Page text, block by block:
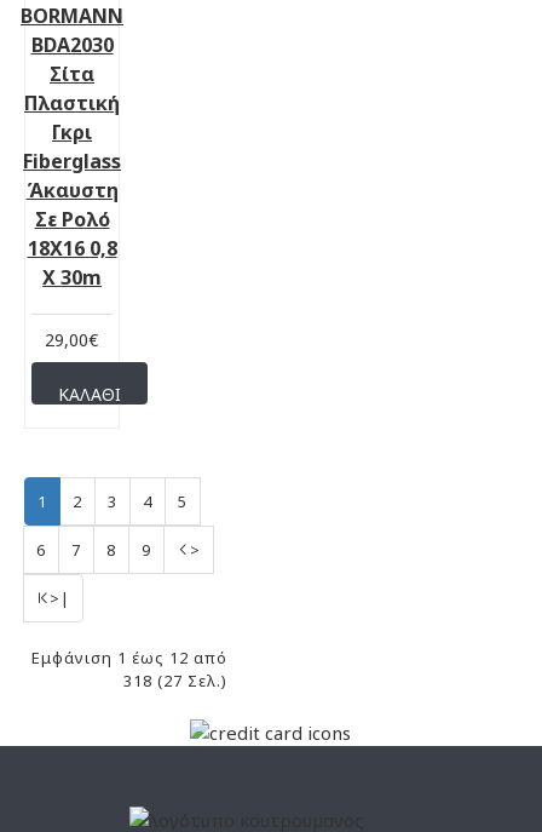
BORMANN
BDA2030
Σίτα
Πλαστική
Γκρι
Fiberglass
Άκαυστη
Σε Ρολό
18Χ16 0,8
Χ 30m
29,00€
ΚΑΛΆΘΙ
1 2 3 4 5
6 7 8 9 >
>|
Εμφάνιση 1 έως 12 από
318 (27 Σελ.)